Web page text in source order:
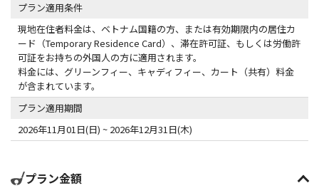
プラン適用条件
現地在住者料金は、ベトナム国籍の方、または有効期限内の居住カ
ード（Temporary Residence Card）、滞在許可証、もしくは労働許
可証をお持ちの外国人の方に適用されます。
料金には、グリーンフィー、キャディフィー、カート（共有）料金
が含まれています。
プラン適用期間
2026年11月01日(日) ~ 2026年12月31日(木)
プラン金額